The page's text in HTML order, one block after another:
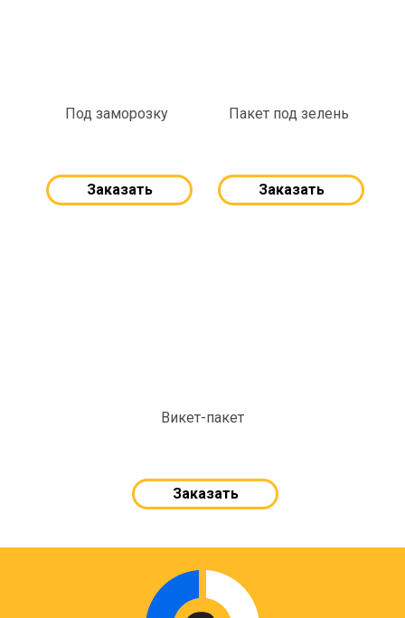
Под заморозку
Заказать
Пакет под зелень
Заказать
Викет-пакет
Заказать